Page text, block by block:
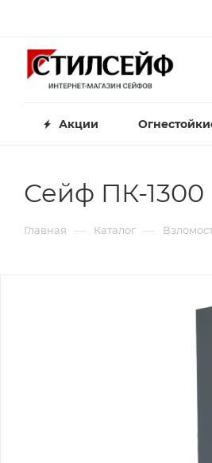
Акции
Сейф ПК-1300
Главная — Каталог —